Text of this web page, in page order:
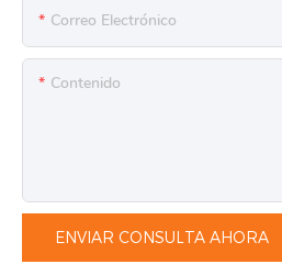
Correo Electrónico
Contenido
ENVIAR CONSULTA AHORA